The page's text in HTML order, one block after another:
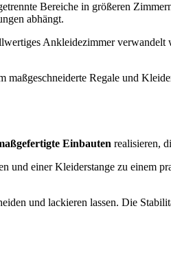
Bereiche in größeren
abhängt.
Ankleidezimmer
Regale und
Einbauten realisieren,
einer Kleiderstange zu einem
und lackieren lassen. Die